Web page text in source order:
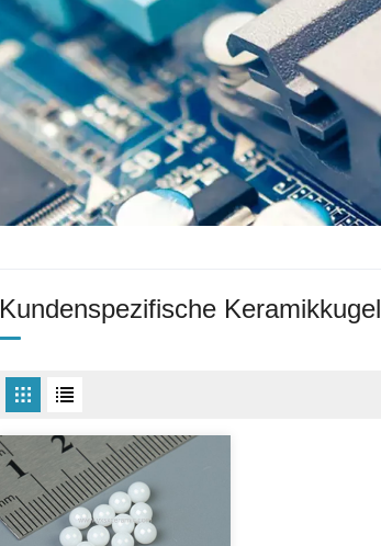
Kundenspezifische Keramikkugel